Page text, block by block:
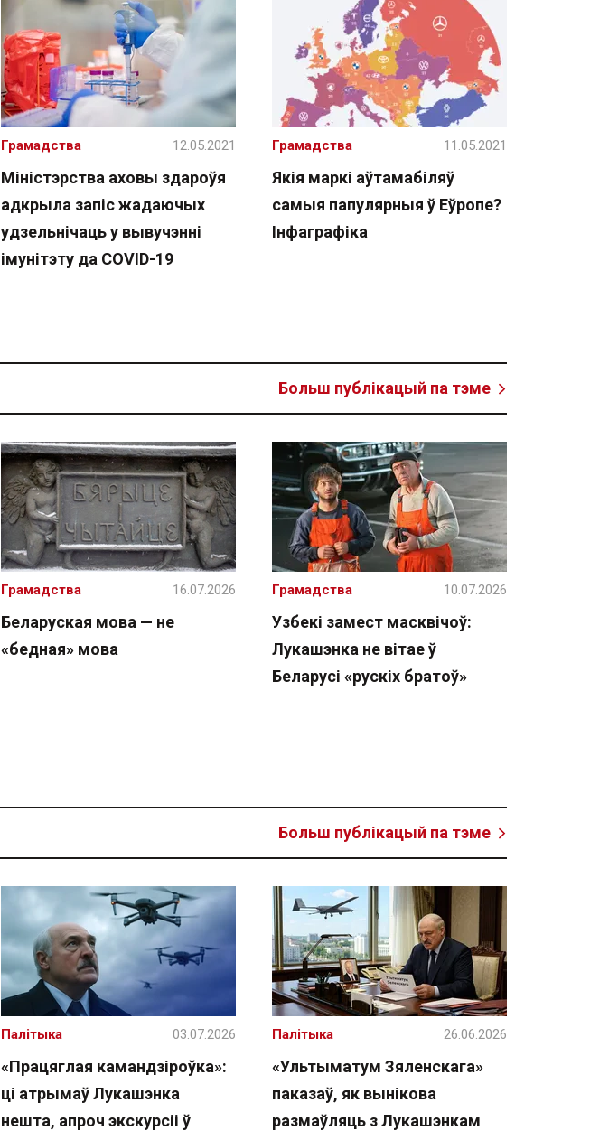
Міністэрства аховы здароўя
адкрыла запіс жадаючых
удзельнічаць у вывучэнні
імунітэту да COVID-19
Грамадства 12.05.2021
Якія маркі аўтамабіляў
самыя папулярныя ў Еўропе?
Інфаграфіка
Грамадства 11.05.2021
Больш публікацый па тэме
Беларуская мова — не
«бедная» мова
Грамадства 16.07.2026
Узбекі замест масквічоў:
Лукашэнка не вітае ў
Беларусі «рускіх братоў»
Грамадства 10.07.2026
Больш публікацый па тэме
«Працяглая камандзіроўка»:
ці атрымаў Лукашэнка
нешта, апроч экскурсіі ў
Палітыка 03.07.2026
«Ультыматум Зяленскага»
паказаў, як вынікова
размаўляць з Лукашэнкам
Палітыка 26.06.2026